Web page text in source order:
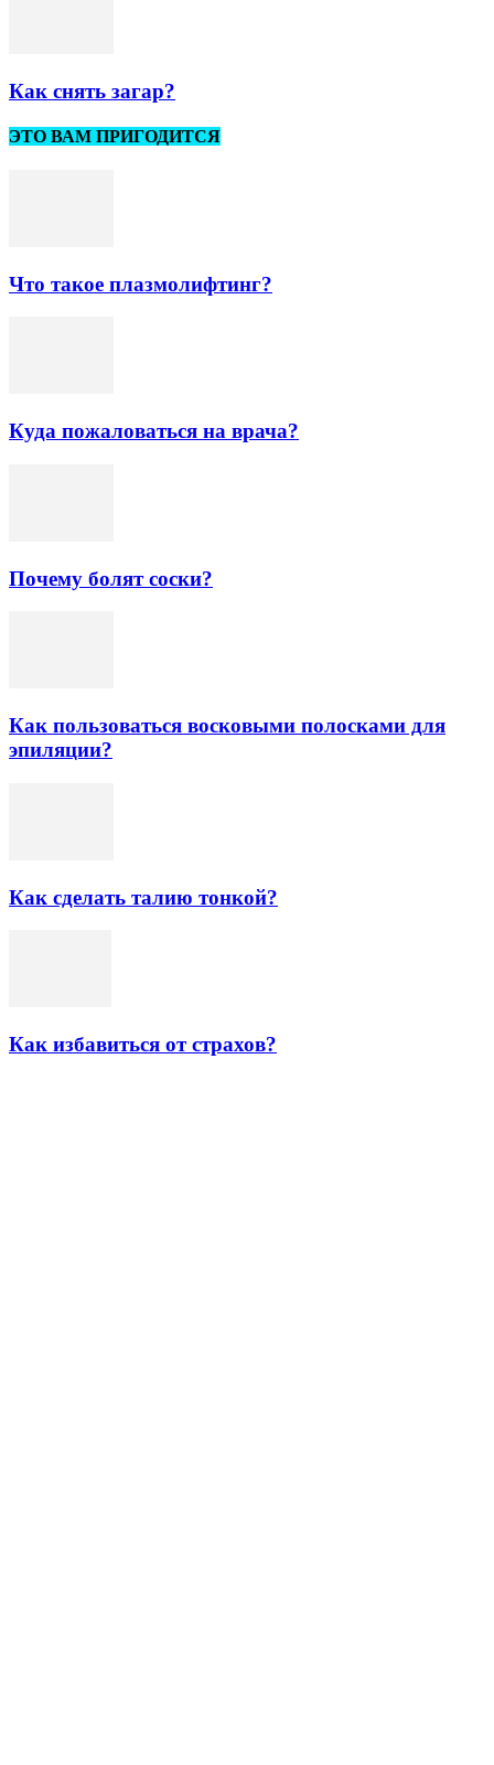
Как снять загар?
ЭТО ВАМ ПРИГОДИТСЯ
Что такое плазмолифтинг?
Куда пожаловаться на врача?
Почему болят соски?
Как пользоваться восковыми полосками для
эпиляции?
Как сделать талию тонкой?
Как избавиться от страхов?